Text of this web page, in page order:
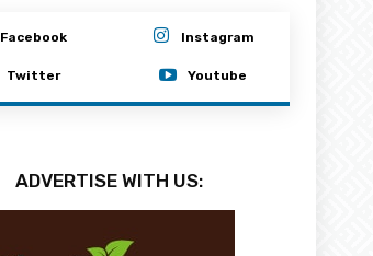
Facebook Instagram
Twitter Youtube
ADVERTISE WITH US: